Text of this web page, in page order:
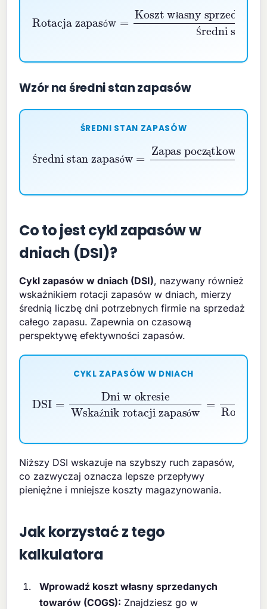
ó
ł
Ś
Rotacja zapasów=
Średni stan zapasów
Wzór na średni stan zapasów
ŚREDNI STAN ZAPASÓW
Ś ó
ą
Średni stan zapasów=
Zapas końcowy2
Co to jest cykl zapasów w
dniach (DSI)?
Cykl zapasów w dniach (DSI), nazywany również
wskaźnikiem rotacji zapasów w dniach, mierzy
średnią liczbę dni potrzebnych firmie na sprzedaż
całego zapasu. Zapewnia on czasową
perspektywę efektywności zapasów.
CYKL ZAPASÓW W DNIACH
ź ó
Dni w okresie
Wskaźnik rotacji zapasów=365 Roczna rotacja
Niższy DSI wskazuje na szybszy ruch zapasów,
co zazwyczaj oznacza lepsze przepływy
pieniężne i mniejsze koszty magazynowania.
Jak korzystać z tego
kalkulatora
Wprowadź koszt własny sprzedanych
towarów (COGS): Znajdziesz go w